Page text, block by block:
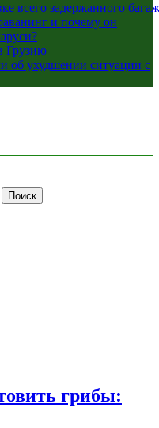
всего задержанного
и почему он
Грузию
об ухудшении ситуации с
грибы: